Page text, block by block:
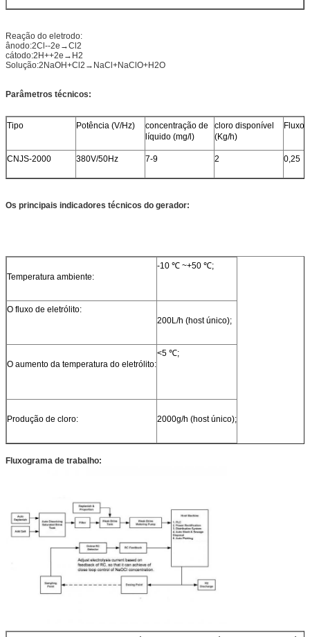
Reação do eletrodo:
ânodo:2Cl--2e→Cl2
cátodo:2H++2e→H2
Solução:2NaOH+Cl2→NaCl+NaClO+H2O
Parâmetros técnicos:
Tipo Potência (V/Hz)
concentração de
líquido (mg/l)
cloro disponível
(Kg/h)
Fluxo
CNJS-2000 380V/50Hz 7-9 2 0,25
Os principais indicadores técnicos do gerador:
Temperatura ambiente:
-10 ℃ ~+50 ℃;
O fluxo de eletrólito:
200L/h (host único);
O aumento da temperatura do eletrólito:
<5 ℃;
Produção de cloro: 2000g/h (host único);
Fluxograma de trabalho: